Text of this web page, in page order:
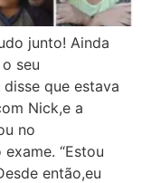
junto! Ainda
seu
que estava
Nick,e a
no
“Estou
então,eu